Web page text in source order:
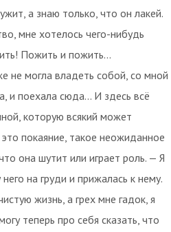
а знаю только, что он лакей.
мне хотелось чего-нибудь
Пожить и пожить...
не могла владеть собой, со мной
и поехала сюда... И здесь всё
которую всякий может
покаяние, такое неожиданное
она шутит или играет роль. — Я
на груди и прижалась к нему.
жизнь, а грех мне гадок, я
теперь про себя сказать, что